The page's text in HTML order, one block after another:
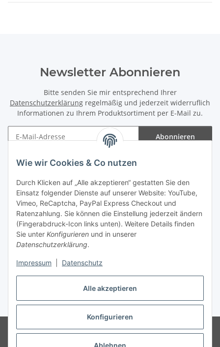
Alle akzeptieren
Konfigurieren
Wie wir Cookies & Co nutzen
Durch Klicken auf „Alle akzeptieren“ gestatten Sie den
Einsatz folgender Dienste auf unserer Website: YouTube,
Vimeo, ReCaptcha, PayPal Express Checkout und
Ratenzahlung. Sie können die Einstellung jederzeit ändern
(Fingerabdruck-Icon links unten). Weitere Details finden
Sie unter Konfigurieren und in unserer
Datenschutzerklärung.
Impressum Datenschutz
Newsletter Abonnieren
Bitte senden Sie mir entsprechend Ihrer
Datenschutzerklärung regelmäßig und jederzeit widerruflich
Informationen zu Ihrem Produktsortiment per E-Mail zu.
Abonnieren
Gesetzliche Informationen
Vertrag widerrufen
* Gemäß §19 UStG wird keine Umsatzsteuer berechnet, zzgl.Versand
© Wohlgefühl für Körper & Seele by Sabine Werner Besucherzähler: